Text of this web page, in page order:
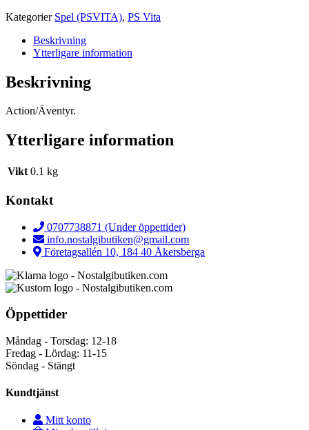
Kategorier Spel (PSVITA), PS Vita
Beskrivning
Ytterligare information
Beskrivning
Action/Äventyr.
Ytterligare information
Vikt 0.1 kg
Kontakt
0707738871 (Under öppettider)
info.nostalgibutiken@gmail.com
Företagsallén 10, 184 40 Åkersberga
Öppettider
Måndag - Torsdag: 12-18
Fredag - Lördag: 11-15
Söndag - Stängt
Kundtjänst
Mitt konto